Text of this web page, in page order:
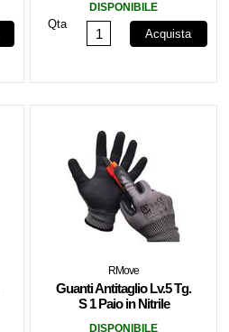
DISPONIBILE
Qta
Acquista
RMove
Guanti Antitaglio Lv.5 Tg.
S 1 Paio in Nitrile
DISPONIBILE